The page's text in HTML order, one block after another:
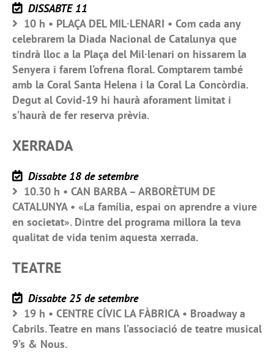
DISSABTE 11
10 h • PLAÇA DEL MIL·LENARI • Com cada any
celebrarem la Diada Nacional de Catalunya que
tindrà lloc a la Plaça del Mil·lenari on hissarem la
Senyera i farem l’ofrena floral. Comptarem també
amb la Coral Santa Helena i la Coral La Concòrdia.
Degut al Covid-19 hi haurà aforament limitat i
s’haurà de fer reserva prèvia.
XERRADA
Dissabte 18 de setembre
10.30 h • CAN BARBA – ARBORÈTUM DE
CATALUNYA • «La família, espai on aprendre a viure
en societat». Dintre del programa millora la teva
qualitat de vida tenim aquesta xerrada.
TEATRE
Dissabte 25 de setembre
19 h • CENTRE CÍVIC LA FÀBRICA • Broadway a
Cabrils. Teatre en mans l’associació de teatre musical
9’s & Nous.